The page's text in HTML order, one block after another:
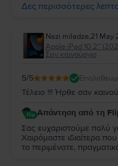
μας να σας
Δες περισσότερες
Nazi miladze,21 May
Apple iPad 10.2”
Σαν καινούργιο
5/5
Τέλειο !!! Ήρθε σαν
Απάντηση από τη
Σας ευχαριστούμε πολύ
Χαιρόμαστε ιδιαίτερα
το περιμένατε,